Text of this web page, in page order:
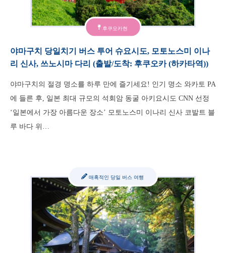
후쿠오카현
야마구치 당일치기 버스 투어 슈요시도, 모토노스미 이나
리 신사, 쓰노시마 다리 (출발/도착: 후쿠오카 (하카타역))
야마구치의 절경 명소를 하루 만에 즐기세요! 인기 명소 와카토 PA
에 들른 후, 일본 최대 규모의 석회암 동굴 아키요시도 CNN 선정
‘일본에서 가장 아름다운 장소’ 모토노스미 이나리 신사 코발트 블
루 바다 위…
매혹적인 당일 버스 여행